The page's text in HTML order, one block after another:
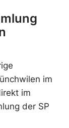
im
im
der SP